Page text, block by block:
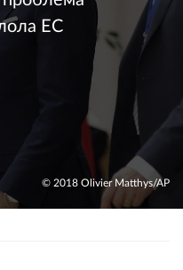
ЕС
© 2018 Olivier Matthys/AP